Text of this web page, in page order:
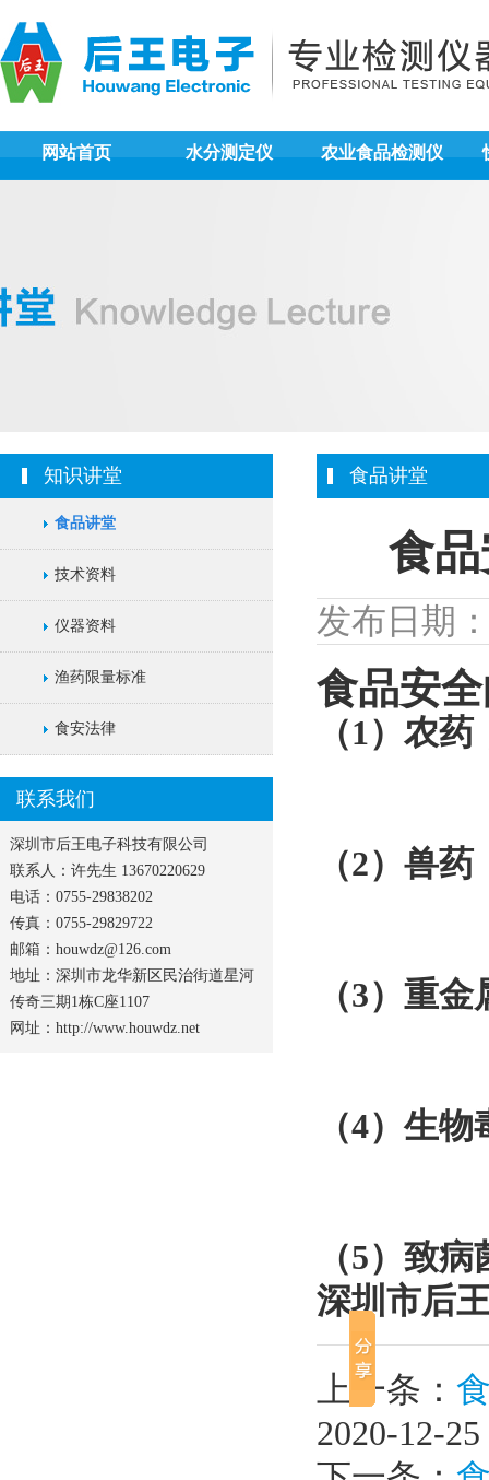
网站首页 水分测定仪 农业食品检测仪
知识讲堂
食品讲堂
技术资料
仪器资料
渔药限量标准
食安法律
联系我们
深圳市后王电子科技有限公司
联系人：许先生 13670220629
电话：0755-29838202
传真：0755-29829722
邮箱：houwdz@126.com
地址：深圳市龙华新区民治街道星河
传奇三期1栋C座1107
网址：http://www.houwdz.net
食品讲堂
食
发布日期
食品安
（1）农
（2）兽
（3）重
（4）生
（5）致
深圳市后
上一条：
2020-12-25